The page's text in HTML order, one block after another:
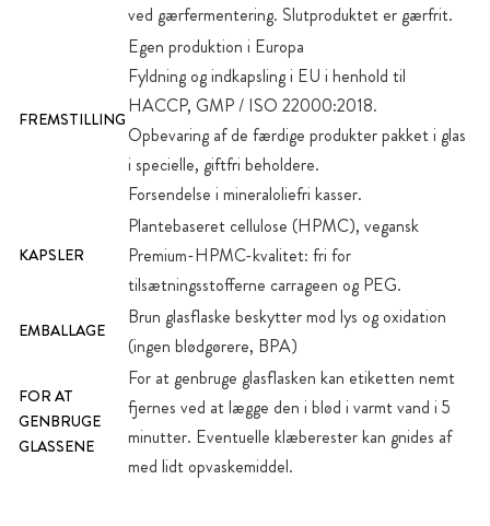
ved gærfermentering. Slutproduktet er gærfrit.
FREMSTILLING
Egen produktion i Europa
Fyldning og indkapsling i EU i henhold til
HACCP, GMP / ISO 22000:2018.
Opbevaring af de færdige produkter pakket i glas
i specielle, giftfri beholdere.
Forsendelse i mineraloliefri kasser.
KAPSLER
Plantebaseret cellulose (HPMC), vegansk
Premium-HPMC-kvalitet: fri for
tilsætningsstofferne carrageen og PEG.
EMBALLAGE
Brun glasflaske beskytter mod lys og oxidation
(ingen blødgørere, BPA)
FOR AT
GENBRUGE
GLASSENE
For at genbruge glasflasken kan etiketten nemt
fjernes ved at lægge den i blød i varmt vand i 5
minutter. Eventuelle klæberester kan gnides af
med lidt opvaskemiddel.